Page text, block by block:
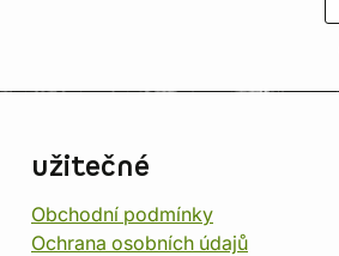
užitečné
Obchodní podmínky
Ochrana osobních údajů